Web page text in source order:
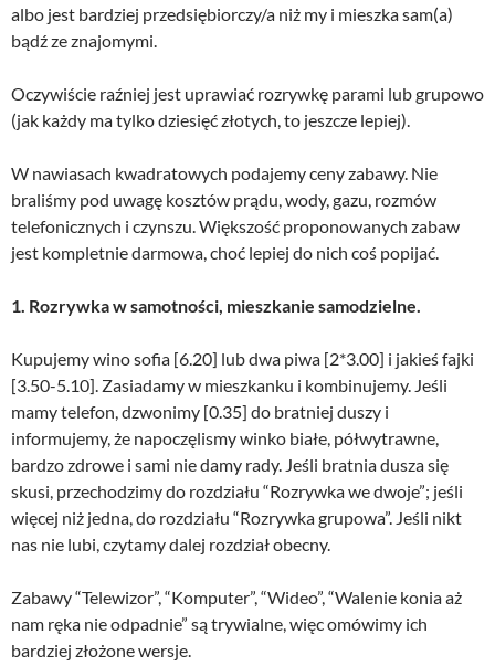
albo jest bardziej przedsiębiorczy/a niż my i mieszka sam(a)
bądź ze znajomymi.
Oczywiście raźniej jest uprawiać rozrywkę parami lub grupowo
(jak każdy ma tylko dziesięć złotych, to jeszcze lepiej).
W nawiasach kwadratowych podajemy ceny zabawy. Nie
braliśmy pod uwagę kosztów prądu, wody, gazu, rozmów
telefonicznych i czynszu. Większość proponowanych zabaw
jest kompletnie darmowa, choć lepiej do nich coś popijać.
1. Rozrywka w samotności, mieszkanie samodzielne.
Kupujemy wino sofia [6.20] lub dwa piwa [2*3.00] i jakieś fajki
[3.50-5.10]. Zasiadamy w mieszkanku i kombinujemy. Jeśli
mamy telefon, dzwonimy [0.35] do bratniej duszy i
informujemy, że napoczęlismy winko białe, półwytrawne,
bardzo zdrowe i sami nie damy rady. Jeśli bratnia dusza się
skusi, przechodzimy do rozdziału “Rozrywka we dwoje”; jeśli
więcej niż jedna, do rozdziału “Rozrywka grupowa”. Jeśli nikt
nas nie lubi, czytamy dalej rozdział obecny.
Zabawy “Telewizor”, “Komputer”, “Wideo”, “Walenie konia aż
nam ręka nie odpadnie” są trywialne, więc omówimy ich
bardziej złożone wersje.